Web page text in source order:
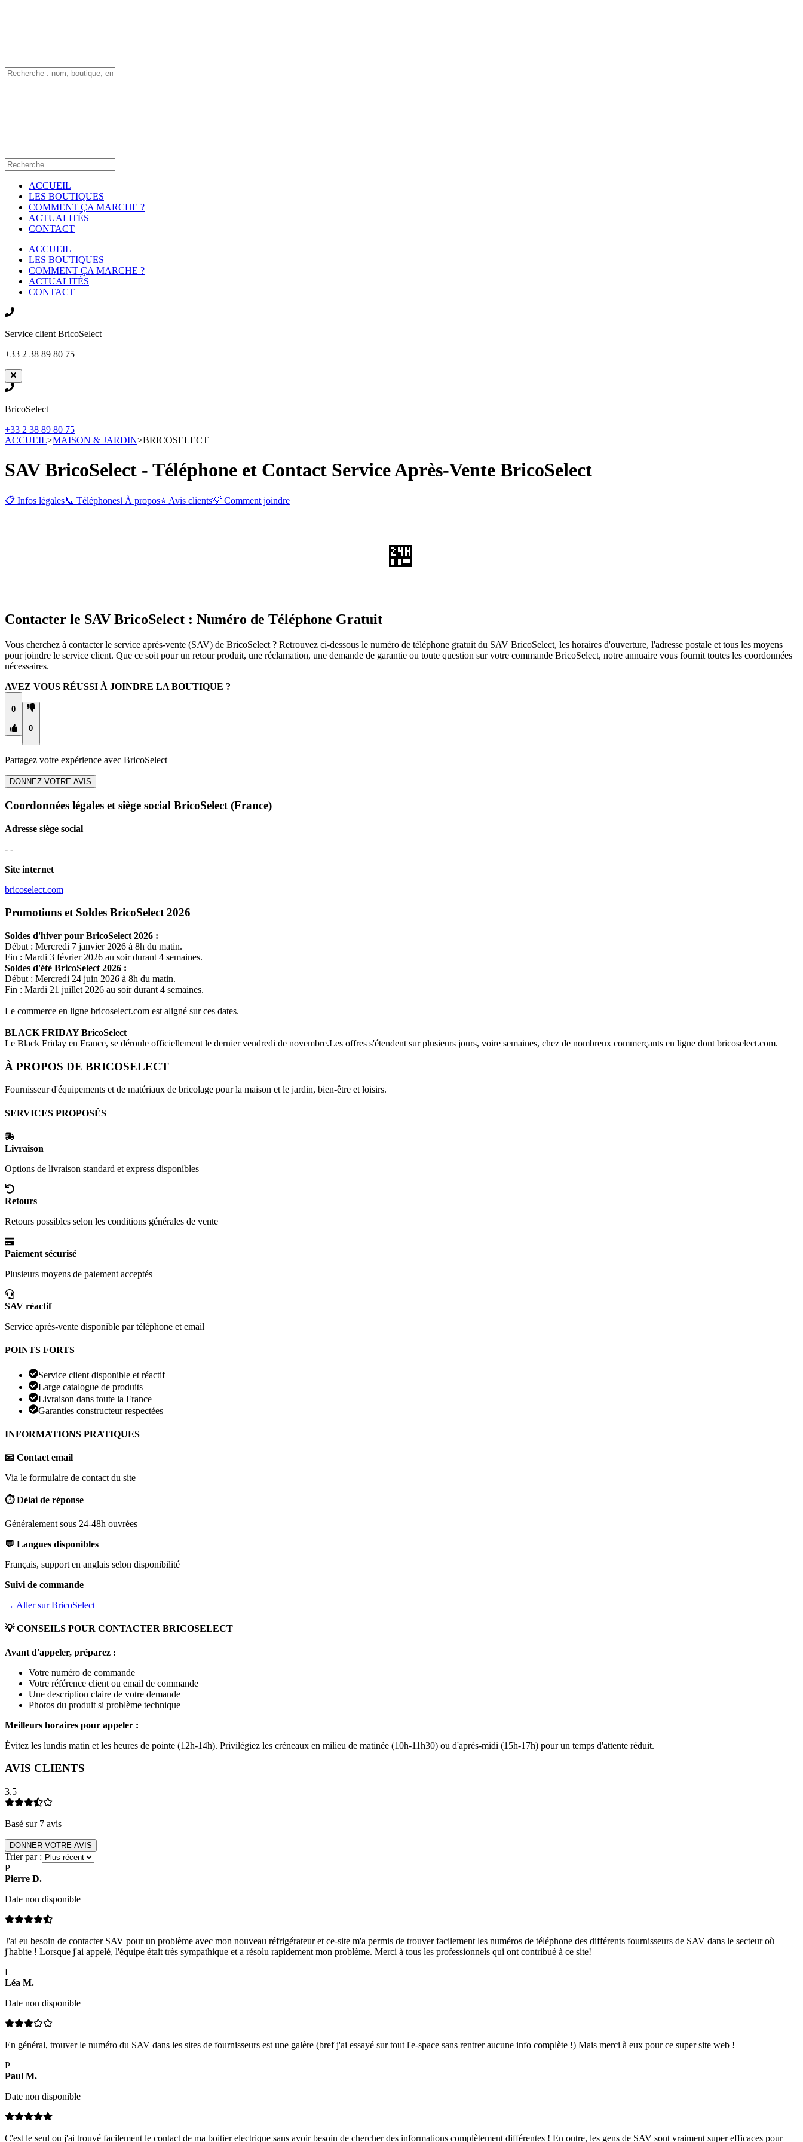
ACCUEIL
LES BOUTIQUES
COMMENT ÇA MARCHE ?
ACTUALITÉS
CONTACT
ACCUEIL
LES BOUTIQUES
COMMENT ÇA MARCHE ?
ACTUALITÉS
CONTACT
Service client BricoSelect
+33 2 38 89 80 75
BricoSelect
+33 2 38 89 80 75
ACCUEIL>MAISON & JARDIN>BRICOSELECT
SAV BricoSelect - Téléphone et Contact Service Après-Vente BricoSelect
📋 Infos légales📞 Téléphonesℹ️ À propos⭐ Avis clients💡 Comment joindre
🏪
Contacter le SAV BricoSelect : Numéro de Téléphone Gratuit
Vous cherchez à contacter le service après-vente (SAV) de BricoSelect ? Retrouvez ci-dessous le numéro de téléphone gratuit du SAV BricoSelect, les horaires d'ouverture, l'adresse postale et tous les moyens
pour joindre le service client. Que ce soit pour un retour produit, une réclamation, une demande de garantie ou toute question sur votre commande BricoSelect, notre annuaire vous fournit toutes les coordonnées
nécessaires.
AVEZ VOUS RÉUSSI À JOINDRE LA BOUTIQUE ?
0
0
Partagez votre expérience avec BricoSelect
DONNEZ VOTRE AVIS
Coordonnées légales et siège social BricoSelect (France)
Adresse siège social
- -
Site internet
bricoselect.com
Promotions et Soldes BricoSelect 2026
Soldes d'hiver pour BricoSelect 2026 :
Début : Mercredi 7 janvier 2026 à 8h du matin.
Fin : Mardi 3 février 2026 au soir durant 4 semaines.
Soldes d'été BricoSelect 2026 :
Début : Mercredi 24 juin 2026 à 8h du matin.
Fin : Mardi 21 juillet 2026 au soir durant 4 semaines.
Le commerce en ligne bricoselect.com est aligné sur ces dates.
BLACK FRIDAYBricoSelect
Le Black Friday en France, se déroule officiellement le dernier vendredi de novembre.Les offres s'étendent sur plusieurs jours, voire semaines, chez de nombreux commerçants en ligne dont bricoselect.com.
À PROPOS DE BRICOSELECT
Fournisseur d'équipements et de matériaux de bricolage pour la maison et le jardin, bien-être et loisirs.
SERVICES PROPOSÉS
Livraison
Options de livraison standard et express disponibles
Retours
Retours possibles selon les conditions générales de vente
Paiement sécurisé
Plusieurs moyens de paiement acceptés
SAV réactif
Service après-vente disponible par téléphone et email
POINTS FORTS
Service client disponible et réactif
Large catalogue de produits
Livraison dans toute la France
Garanties constructeur respectées
INFORMATIONS PRATIQUES
📧 Contact email
Via le formulaire de contact du site
⏱️ Délai de réponse
Généralement sous 24-48h ouvrées
💬 Langues disponibles
Français, support en anglais selon disponibilité
Suivi de commande
→ Aller surBricoSelect
💡 CONSEILS POUR CONTACTER BRICOSELECT
Avant d'appeler, préparez :
Votre numéro de commande
Votre référence client ou email de commande
Une description claire de votre demande
Photos du produit si problème technique
Meilleurs horaires pour appeler :
Évitez les lundis matin et les heures de pointe (12h-14h). Privilégiez les créneaux en milieu de matinée (10h-11h30) ou d'après-midi (15h-17h) pour un temps d'attente réduit.
AVIS CLIENTS
3.5
Basé sur 7 avis
DONNER VOTRE AVIS
Trier par :
P
Pierre D.
Date non disponible
J'ai eu besoin de contacter SAV pour un problème avec mon nouveau réfrigérateur et ce-site m'a permis de trouver facilement les numéros de téléphone des différents fournisseurs de SAV dans le secteur où
j'habite ! Lorsque j'ai appelé, l'équipe était très sympathique et a résolu rapidement mon problème. Merci à tous les professionnels qui ont contribué à ce site!
L
Léa M.
Date non disponible
En général, trouver le numéro du SAV dans les sites de fournisseurs est une galère (bref j'ai essayé sur tout l'e-space sans rentrer aucune info complète !) Mais merci à eux pour ce super site web !
P
Paul M.
Date non disponible
C'est le seul ou j'ai trouvé facilement le contact de ma boitier electrique sans avoir besoin de chercher des informations complètement différentes ! En outre, les gens de SAV sont vraiment super efficaces pour